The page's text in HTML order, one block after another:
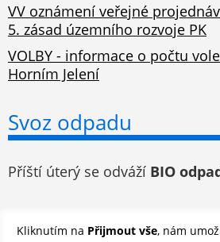
VV oznámení veřejné
5. zásad územního rozvoje PK
VOLBY - informace o počtu
Horním Jelení
Svoz odpadu
Příští úterý se odváží BIO
Odběr novinek e-
Kliknutím na Přijmout vše, nám